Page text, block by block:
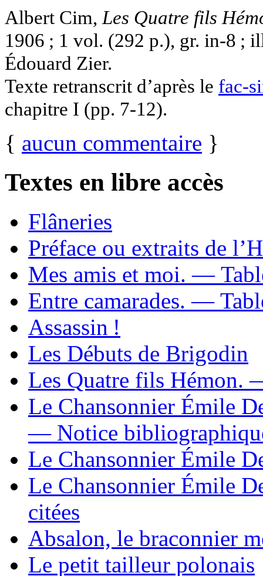
Albert Cim, Les Quatre fils
1906 ; 1 vol. (292 p.), gr. in-8 ;
Édouard Zier.
Texte retranscrit d’après le fac-
chapitre I (pp. 7-12).
{ aucun commentaire }
Textes en libre accès
Flâneries
Préface ou extraits de
Mes amis et moi. —
Entre camarades. —
Assassin !
Les Débuts de Brigodin
Les Quatre fils Hémon.
Le Chansonnier Émile
— Notice
Le Chansonnier Émile
Le Chansonnier Émile
citées
Absalon, le braconnier
Le petit tailleur polonais